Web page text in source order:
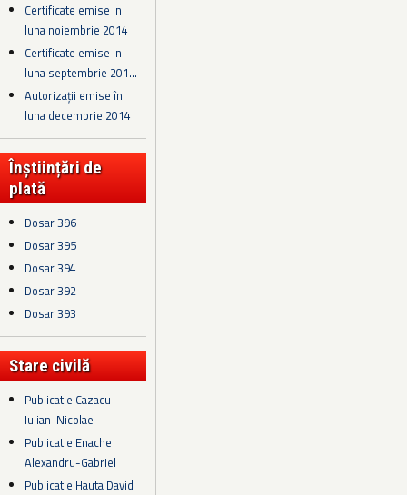
Certificate emise in
luna noiembrie 2014
Certificate emise in
luna septembrie 201...
Autorizații emise în
luna decembrie 2014
Înștiințări de
plată
Dosar 396
Dosar 395
Dosar 394
Dosar 392
Dosar 393
Stare civilă
Publicatie Cazacu
Iulian-Nicolae
Publicatie Enache
Alexandru-Gabriel
Publicatie Hauta David